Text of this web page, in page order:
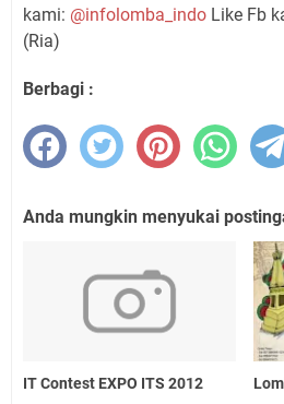
kami: @infolomba_indo Like Fb
(Ria)
Berbagi :
Anda mungkin menyukai
IT Contest EXPO ITS 2012